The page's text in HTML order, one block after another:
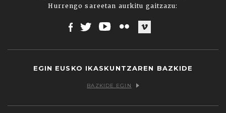
Hurrengo sareetan aurkitu gaitzazu:
EGIN EUSKO IKASKUNTZAREN BAZKIDE
BAZKIDE EGIN